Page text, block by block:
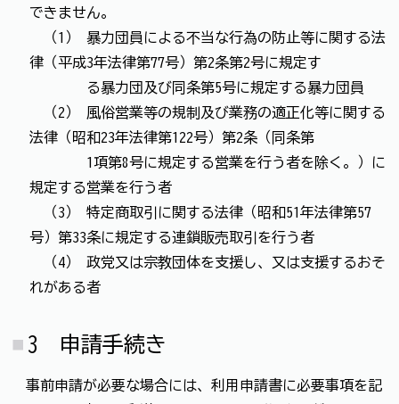
できません。
（1） 暴力団員による不当な行為の防止等に関する法
律（平成3年法律第77号）第2条第2号に規定す
る暴力団及び同条第5号に規定する暴力団員
（2） 風俗営業等の規制及び業務の適正化等に関する
法律（昭和23年法律第122号）第2条（同条第
1項第8号に規定する営業を行う者を除く。）に
規定する営業を行う者
（3） 特定商取引に関する法律（昭和51年法律第57
号）第33条に規定する連鎖販売取引を行う者
（4） 政党又は宗教団体を支援し、又は支援するおそ
れがある者
3 申請手続き
事前申請が必要な場合には、利用申請書に必要事項を記